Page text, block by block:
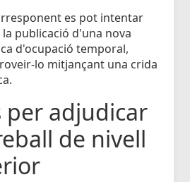
es pot intentar
publicació d'una nova
d'ocupació temporal,
lo mitjançant una crida
per adjudicar
de nivell